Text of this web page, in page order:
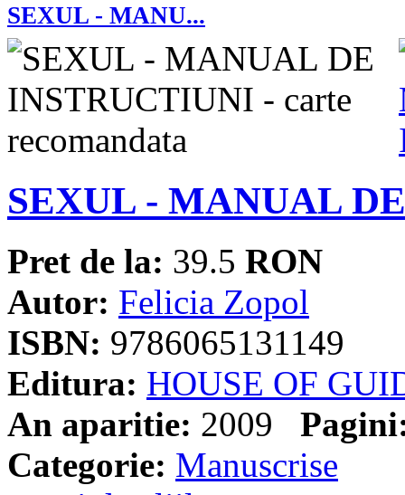
SEXUL - MANU...
SEXUL - MANUAL
Pret de la: 39.5 RON
Autor: Felicia Zopol
ISBN: 9786065131149
Editura: HOUSE OF
An aparitie: 2009
Categorie: Manuscrise